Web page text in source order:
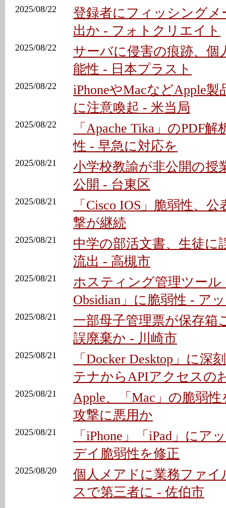
2025/08/22
登録者にフィッシングメ
出か - フォトクリエイト
2025/08/22
サーバに侵害の痕跡、個
能性 - 日本プラスト
2025/08/22
iPhoneやMacなどApple
に注意喚起 - 米当局
2025/08/22
「Apache Tika」のPDF
性 - 早急に対応を
2025/08/21
小学校教諭が非公開の授
公開 - 台東区
2025/08/21
「Cisco IOS」脆弱性、
撃が継続
2025/08/21
中学の部活文書、生徒に
流出 - 高槻市
2025/08/21
ホスティング管理ツール
Obsidian」に脆弱性 - ア
2025/08/21
一部母子管理票が保存箱
誤廃棄か - 川崎市
2025/08/21
「Docker Desktop」に深
テナからAPIアクセスの
2025/08/21
Apple、「Mac」の脆弱
攻撃に悪用か
2025/08/21
「iPhone」「iPad」にア
デイ脆弱性を修正
2025/08/20
個人メアドに業務ファイ
スで第三者に - 佐伯市